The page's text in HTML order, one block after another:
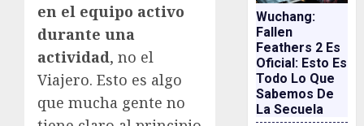
en el equipo activo
durante una
actividad, no el
Viajero. Esto es algo
que mucha gente no
Wuchang:
Fallen
Feathers 2 Es
Oficial: Esto Es
Todo Lo Que
Sabemos De
La Secuela